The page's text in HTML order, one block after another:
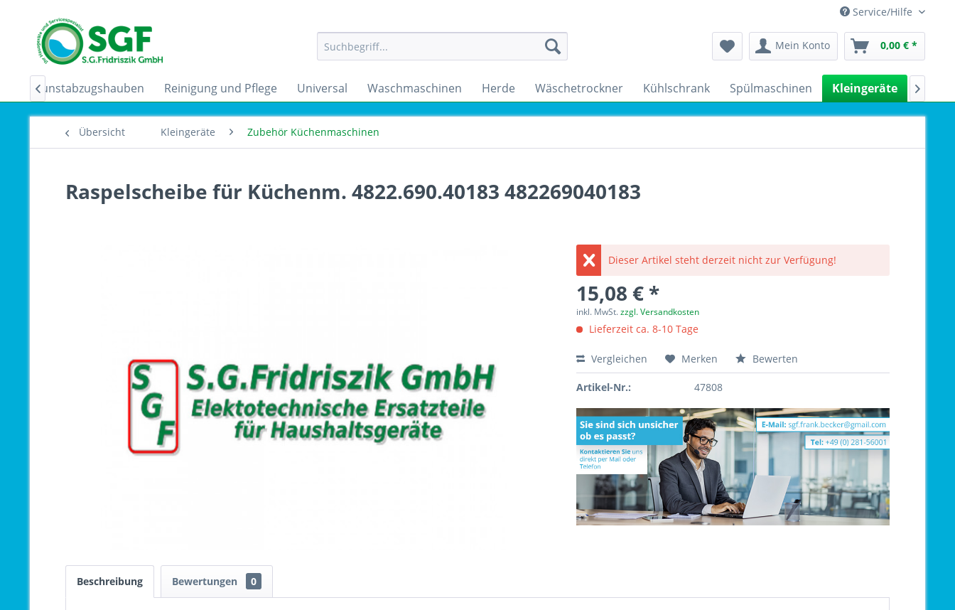
Service/Hilfe
Mein Konto 0,00 € *
Dunstabzugshauben Reinigung und Pflege Universal Waschmaschinen Herde Wäschetrockner Kühlschrank Spülmaschinen Kleingeräte Sale
 
Übersicht Kleingeräte Zubehör Küchenmaschinen
Raspelscheibe für Küchenm. 4822.690.40183 482269040183
Dieser Artikel steht derzeit nicht zur Verfügung!
15,08 € *
inkl. MwSt.zzgl. Versandkosten
Lieferzeit ca. 8-10 Tage
Vergleichen Merken Bewerten
Artikel-Nr.: 47808
Beschreibung Bewertungen 0